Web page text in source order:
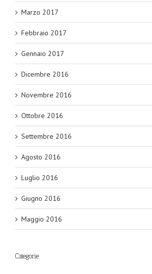
Marzo 2017
Febbraio 2017
Gennaio 2017
Dicembre 2016
Novembre 2016
Ottobre 2016
Settembre 2016
Agosto 2016
Luglio 2016
Giugno 2016
Maggio 2016
Categorie